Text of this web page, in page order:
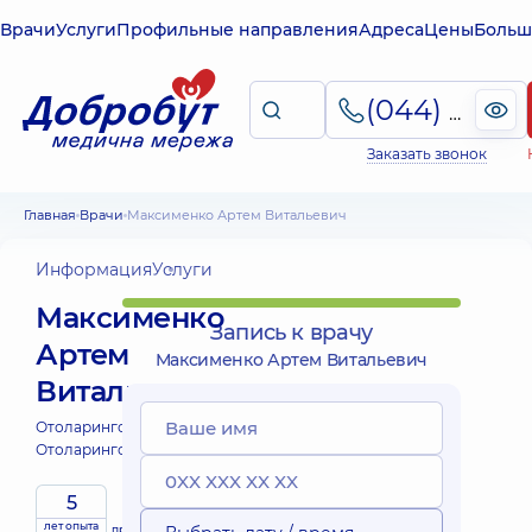
ВрачиУслугиПрофильные направленияАдресаЦены
(044) 495-2-888
Заказать звонок
Главная Врачи Максименко Артем Витальевич
ИнформацияУслуги
Максименко
Артем
Витальевич
Отоларинголог детский;
Отоларинголог;
5
лет опыта
принимает
Запись к врачу
Максименко Артем Витальевич